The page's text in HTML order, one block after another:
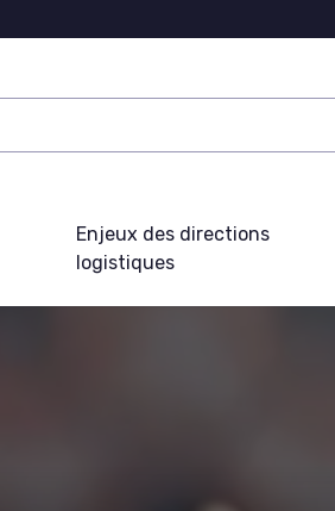
Enjeux des directions
logistiques